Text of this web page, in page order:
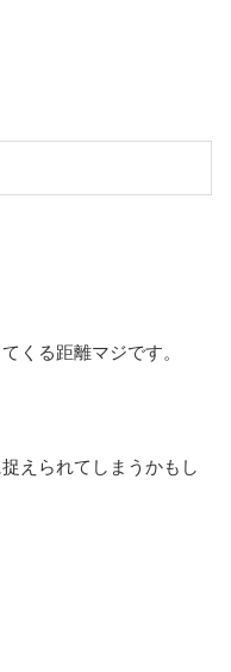
くる距離マジです。
えられてしまうかもし